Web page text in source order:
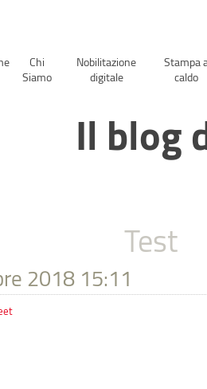
Chi
Siamo
Nobilitazione
digitale
Stampa
caldo
Il blog
Test
2018 15:11